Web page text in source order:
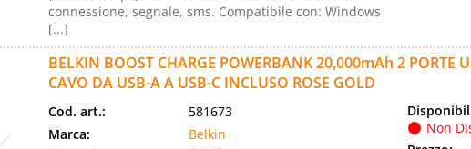
connessione, segnale, sms. Compatibile con: Windows
[...]
BELKIN BOOST CHARGE POWERBANK 20,000mAh 2 PORTE
CAVO DA USB-A A USB-C INCLUSO ROSE GOLD
Cod. art.:
581673
Marca:
Belkin
Non